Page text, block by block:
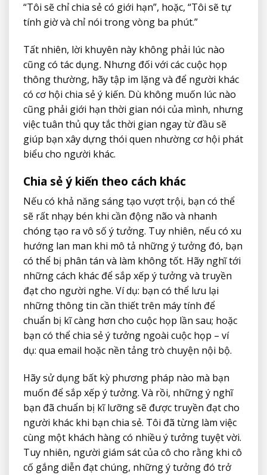
“Tôi sẽ chỉ chia sẻ có giới hạn”, hoặc, “Tôi sẽ tự
tính giờ và chỉ nói trong vòng ba phút.”
Tất nhiên, lời khuyên này không phải lúc nào
cũng có tác dụng. Nhưng đối với các cuộc họp
thông thường, hãy tập im lặng và để người khác
có cơ hội chia sẻ ý kiến. Dù không muốn lúc nào
cũng phải giới hạn thời gian nói của mình, nhưng
việc tuân thủ quy tắc thời gian ngay từ đầu sẽ
giúp bạn xây dựng thói quen nhường cơ hội phát
biểu cho người khác.
Chia sẻ ý kiến theo cách khác
Nếu có khả năng sáng tạo vượt trội, bạn có thể
sẽ rất nhạy bén khi cần động não và nhanh
chóng tạo ra vô số ý tưởng. Tuy nhiên, nếu có xu
hướng lan man khi mô tả những ý tưởng đó, bạn
có thể bị phân tán và làm không tốt. Hãy nghĩ tới
những cách khác để sắp xếp ý tưởng và truyền
đạt cho người nghe. Ví dụ: bạn có thể lưu lại
những thông tin cần thiết trên máy tính để
chuẩn bị kĩ càng hơn cho cuộc họp lần sau; hoặc
bạn có thể chia sẻ ý tưởng ngoài cuộc họp – ví
dụ: qua email hoặc nền tảng trò chuyện nội bộ.
Hãy sử dụng bất kỳ phương pháp nào mà bạn
muốn để sắp xếp ý tưởng. Và rồi, những ý nghĩ
bạn đã chuẩn bị kĩ lưỡng sẽ được truyền đạt cho
người khác khi bạn chia sẻ. Tôi đã từng làm việc
cùng một khách hàng có nhiều ý tưởng tuyệt vời.
Tuy nhiên, người giám sát của cô cho rằng khi cô
cố gắng diễn đạt chúng, những ý tưởng đó trở